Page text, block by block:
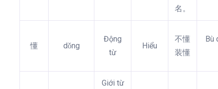
名。
懂 dǒng
Động
từ
Hiểu
不懂
装懂
Bù
Giới từ